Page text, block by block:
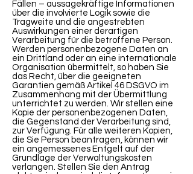
Fällen – aussagekräftige Informationen
über die involvierte Logik sowie die
Tragweite und die angestrebten
Auswirkungen einer derartigen
Verarbeitung für die betroffene Person.
Werden personenbezogene Daten an
ein Drittland oder an eine internationale
Organisation übermittelt, so haben Sie
das Recht, über die geeigneten
Garantien gemäß Artikel 46 DSGVO im
Zusammenhang mit der Übermittlung
unterrichtet zu werden. Wir stellen eine
Kopie der personenbezogenen Daten,
die Gegenstand der Verarbeitung sind,
zur Verfügung. Für alle weiteren Kopien,
die Sie Person beantragen, können wir
ein angemessenes Entgelt auf der
Grundlage der Verwaltungskosten
verlangen. Stellen Sie den Antrag